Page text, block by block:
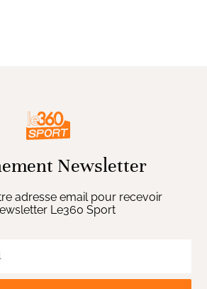
Newsletter
adresse email pour recevoir
Le360 Sport